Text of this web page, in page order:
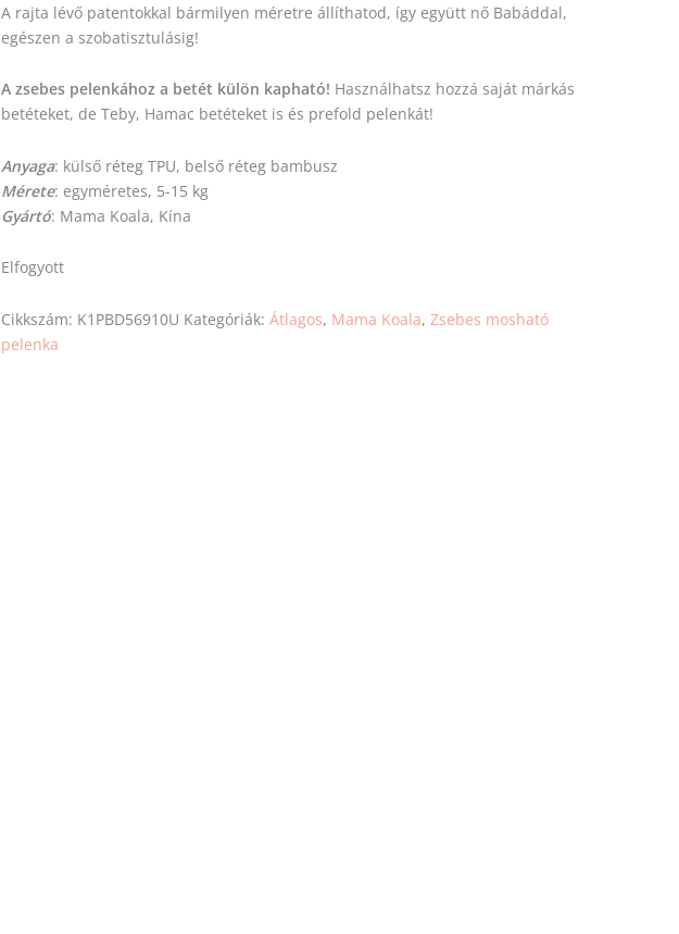
A rajta lévő patentokkal bármilyen méretre állíthatod, így együtt nő Babáddal,
egészen a szobatisztulásig!
A zsebes pelenkához a betét külön kapható! Használhatsz hozzá saját márkás
betéteket, de Teby, Hamac betéteket is és prefold pelenkát!
Anyaga: külső réteg TPU, belső réteg bambusz
Mérete: egyméretes, 5-15 kg
Gyártó: Mama Koala, Kína
Elfogyott
Cikkszám: K1PBD56910U Kategóriák: Átlagos, Mama Koala, Zsebes mosható
pelenka